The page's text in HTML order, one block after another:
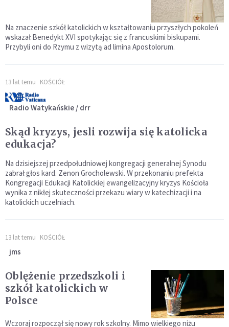
Na znaczenie szkół katolickich w kształtowaniu przyszłych pokoleń
wskazał Benedykt XVI spotykając się z francuskimi biskupami.
Przybyli oni do Rzymu z wizytą ad limina Apostolorum.
13 lat temu KOŚCIÓŁ
Radio Watykańskie / drr
Skąd kryzys, jesli rozwija się katolicka
edukacja?
Na dzisiejszej przedpołudniowej kongregacji generalnej Synodu
zabrał głos kard. Zenon Grocholewski. W przekonaniu prefekta
Kongregacji Edukacji Katolickiej ewangelizacyjny kryzys Kościoła
wynika z nikłej skuteczności przekazu wiary w katechizacji i na
katolickich uczelniach.
13 lat temu KOŚCIÓŁ
jms
Oblężenie przedszkoli i
szkół katolickich w
Polsce
Wczoraj rozpoczął się nowy rok szkolny. Mimo wielkiego niżu